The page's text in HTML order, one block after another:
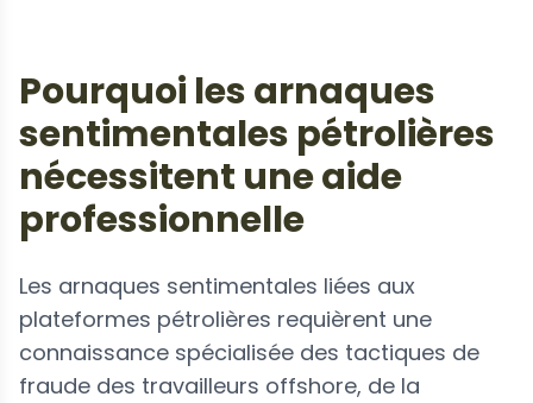
Pourquoi les arnaques
sentimentales pétrolières
nécessitent une aide
professionnelle
Les arnaques sentimentales liées aux
plateformes pétrolières requièrent une
connaissance spécialisée des tactiques de
fraude des travailleurs offshore, de la